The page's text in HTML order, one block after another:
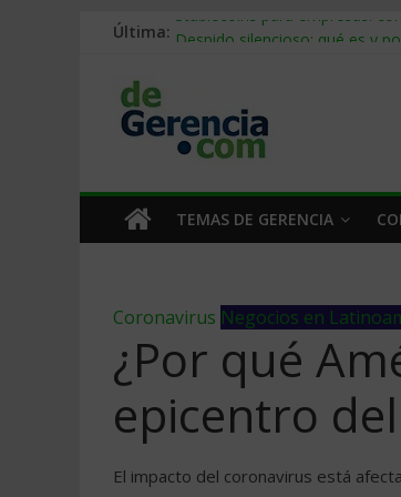
Última: Stablecoins para empresas:
Trabajo forzoso en la cadena
Mercado hispano de EE. UU.:
TEMAS DE GERENCIA
Coronavirus Negocios en
¿Por qué
epicentro
El impacto del coronavirus está